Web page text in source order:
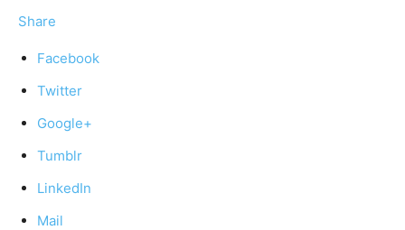
Share
Facebook
Twitter
Google+
Tumblr
LinkedIn
Mail